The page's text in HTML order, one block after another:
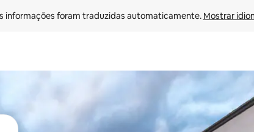
informações foram traduzidas automaticamente. Mostrar